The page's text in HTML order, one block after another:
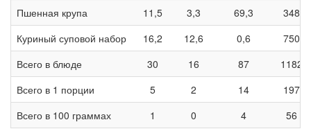
Пшенная крупа
11,5 3,3 69,3
348
Куриный суповой набор
16,2 12,6 0,6
750
Всего в блюде
30 16 87
1182
Всего в 1 порции
5 2 14
197
Всего в 100 граммах
1 0 4 56